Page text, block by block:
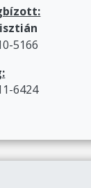
5166
6424